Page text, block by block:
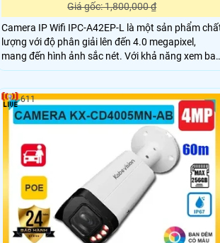
Giá gốc: 1,800,000 ₫
Camera IP Wifi IPC-A42EP-L là một sản phẩm
lượng với độ phân giải lên đến 4.0 megapixel,
mang đến hình ảnh sắc nét. Với khả năng xem ban
đêm thông qua công nghệ hồng ngoại 10m,
vào buổi tối. Được trang bị công nghệ IP Wifi,
không giảm chất lượng hình ảnh khi truy cập từ xa
611